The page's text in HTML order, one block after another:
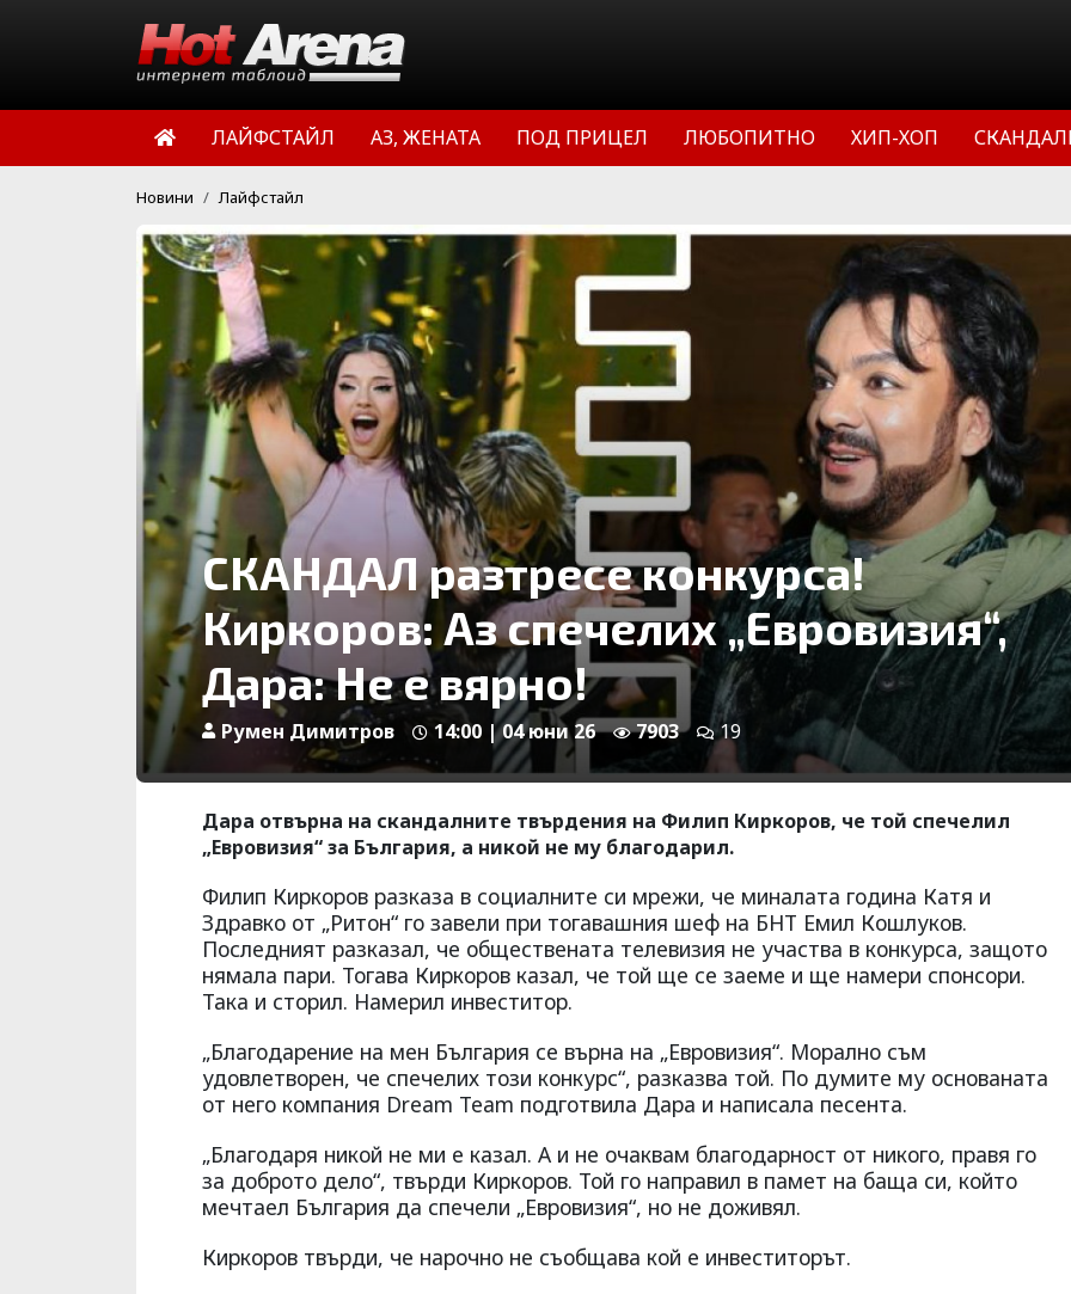
ЛАЙФСТАЙЛ АЗ, ЖЕНАТА ПОД ПРИЦЕЛ ЛЮБОПИТНО ХИП-ХОП
Новини Лайфстайл
СКАНДАЛ разтресе конкурса!
Киркоров: Аз спечелих „Евровизия“,
Дара: Не е вярно!
Румен Димитров 14:00 | 04 юни 26 7903 19
Дара отвърна на скандалните твърдения на Филип Киркоров, че той спечелил
„Евровизия“ за България, а никой не му благодарил.
Филип Киркоров разказа в социалните си мрежи, че миналата година Катя и
Здравко от „Ритон“ го завели при тогавашния шеф на БНТ Емил Кошлуков.
Последният разказал, че обществената телевизия не участва в конкурса, защото
нямала пари. Тогава Киркоров казал, че той ще се заеме и ще намери спонсори.
Така и сторил. Намерил инвеститор.
„Благодарение на мен България се върна на „Евровизия“. Морално съм
удовлетворен, че спечелих този конкурс“, разказва той. По думите му основаната
от него компания Dream Team подготвила Дара и написала песента.
„Благодаря никой не ми е казал. А и не очаквам благодарност от никого, правя го
за доброто дело“, твърди Киркоров. Той го направил в памет на баща си, който
мечтаел България да спечели „Евровизия“, но не доживял.
Киркоров твърди, че нарочно не съобщава кой е инвеститорът.